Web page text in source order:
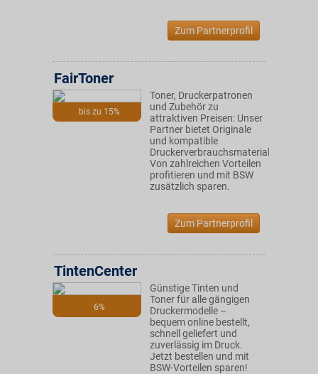
Zum Partnerprofil
bis zu 15%
FairToner
Toner, Druckerpatronen
und Zubehör zu
attraktiven Preisen: Unser
Partner bietet Originale
und kompatible
Druckerverbrauchsmaterialien.
Von zahlreichen Vorteilen
profitieren und mit BSW
zusätzlich sparen.
Zum Partnerprofil
6%
TintenCenter
Günstige Tinten und
Toner für alle gängigen
Druckermodelle –
bequem online bestellt,
schnell geliefert und
zuverlässig im Druck.
Jetzt bestellen und mit
BSW-Vorteilen sparen!